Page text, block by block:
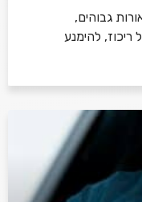
גבוהים,
להימנע